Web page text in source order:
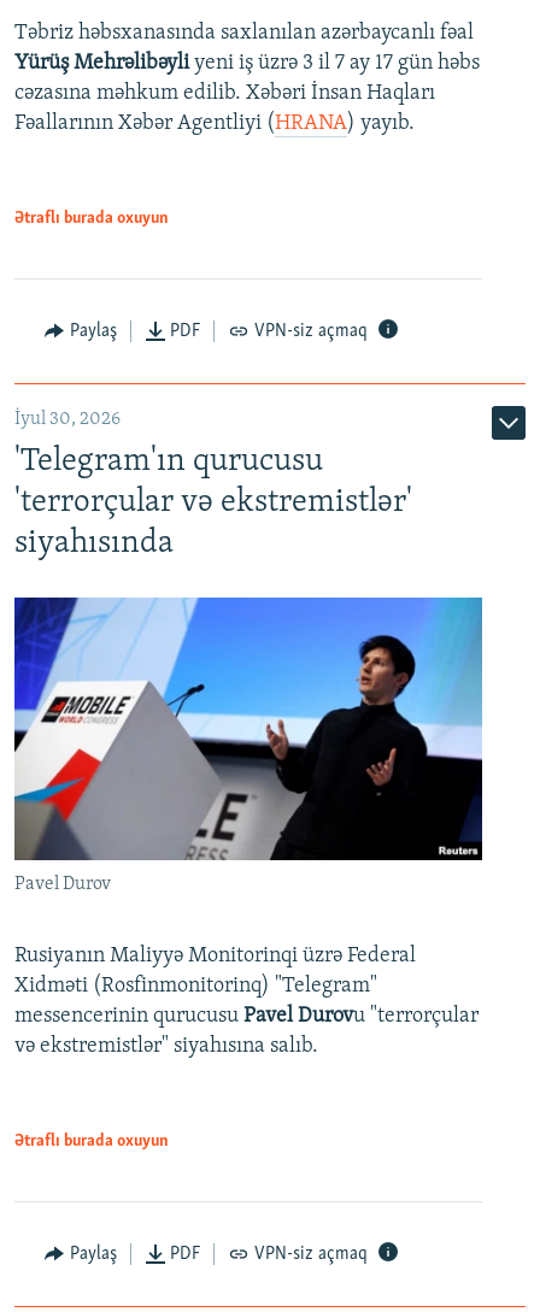
Təbriz həbsxanasında saxlanılan azərbaycanlı fəal
Yürüş Mehrəlibəyliyeni iş üzrə 3 il 7 ay 17 gün həbs
cəzasına məhkum edilib. Xəbəri İnsan Haqları
Fəallarının Xəbər Agentliyi (HRANA) yayıb.
Ətraflı burada oxuyun
Paylaş PDF VPN-siz açmaq
İyul 30, 2026
'Telegram'ın qurucusu
'terrorçular və ekstremistlər'
siyahısında
Pavel Durov
Rusiyanın Maliyyə Monitorinqi üzrə Federal
Xidməti (Rosfinmonitorinq) "Telegram"
messencerinin qurucusu Pavel Durovu "terrorçular
və ekstremistlər" siyahısına salıb.
Ətraflı burada oxuyun
Paylaş PDF VPN-siz açmaq